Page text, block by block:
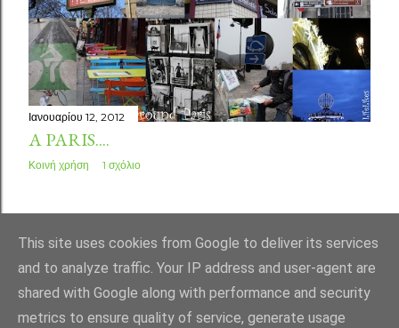
Ιανουαρίου 12, 2012
A PARIS....
Κοινή χρήση 1 σχόλιο
ΠΑΛΑΙΌΤΕΡΕΣ ΑΝΑΡΤΉΣΕΙΣ
This site uses cookies from Google to deliver its services
and to analyze traffic. Your IP address and user-agent are
shared with Google along with performance and security
metrics to ensure quality of service, generate usage